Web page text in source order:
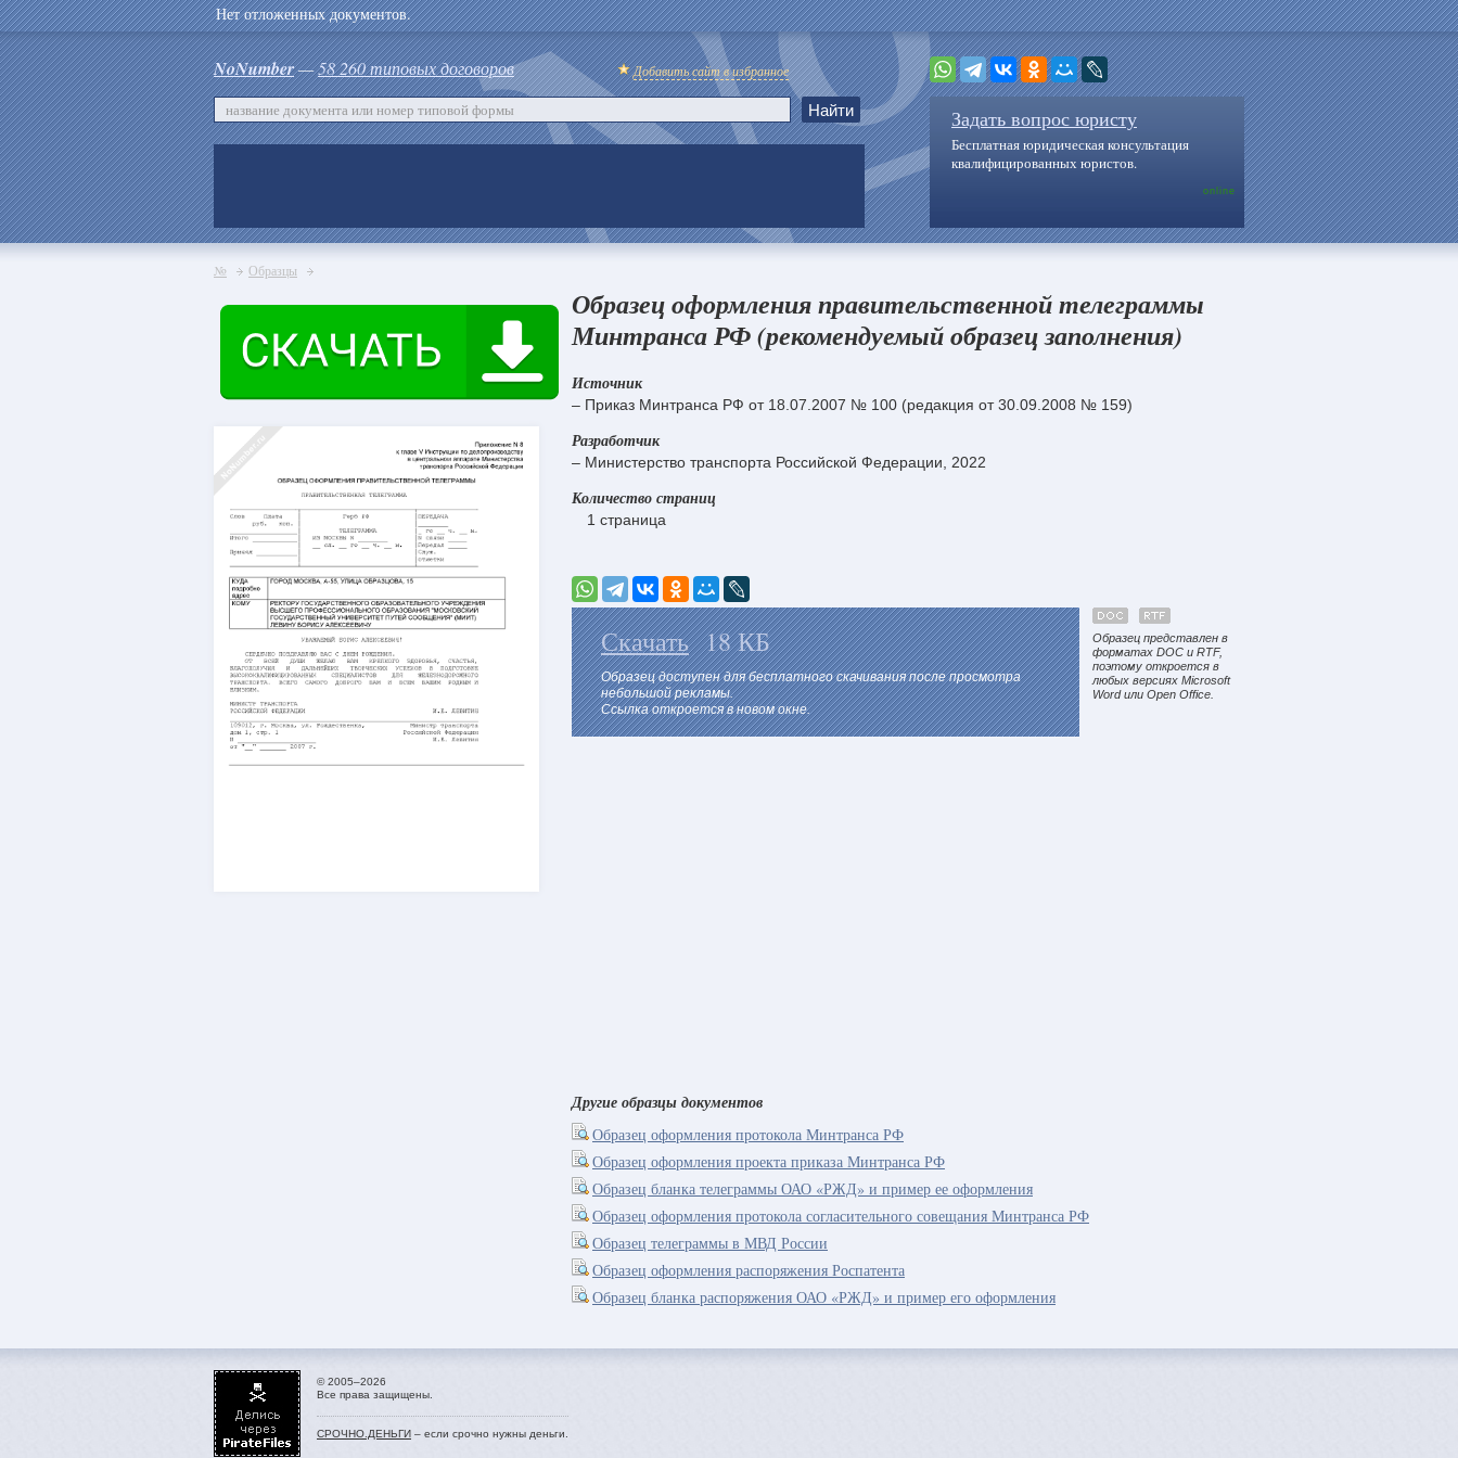
Нет отложенных документов.
NoNumber—58 260 типовых договоров Добавить сайт в избранное
Задать вопрос юристу
Бесплатная юридическая консультация
квалифицированных юристов.
online
№ Образцы
Образец оформления правительственной телеграммы
Минтранса РФ (рекомендуемый образец заполнения)
Источник
– Приказ Минтранса РФ от 18.07.2007 № 100 (редакция от 30.09.2008 № 159)
Разработчик
– Министерство транспорта Российской Федерации, 2022
Количество страниц
1 страница
Скачать 18 КБ
Образец доступен для бесплатного скачивания после просмотра
небольшой рекламы.
Ссылка откроется в новом окне.
Образец представлен в
форматах DOC и RTF,
поэтому откроется в
любых версиях Microsoft
Word или Open Office.
Другие образцы документов
Образец оформления протокола Минтранса РФ
Образец оформления проекта приказа Минтранса РФ
Образец бланка телеграммы ОАО «РЖД» и пример ее оформления
Образец оформления протокола согласительного совещания Минтранса РФ
Образец телеграммы в МВД России
Образец оформления распоряжения Роспатента
Образец бланка распоряжения ОАО «РЖД» и пример его оформления
© 2005–2026
Все права защищены.
СРОЧНО.ДЕНЬГИ – если срочно нужны деньги.